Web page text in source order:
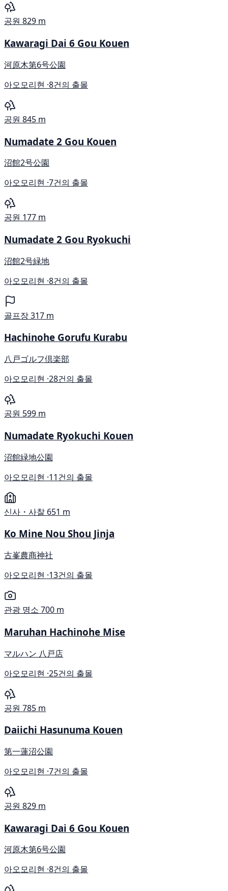
공원 829 m
Kawaragi Dai 6 Gou Kouen
河原木第6号公園
아오모리현 ·8건의 출몰
공원 845 m
Numadate 2 Gou Kouen
沼館2号公園
아오모리현 ·7건의 출몰
공원 177 m
Numadate 2 Gou Ryokuchi
沼館2号緑地
아오모리현 ·8건의 출몰
골프장317 m
Hachinohe Gorufu Kurabu
八戸ゴルフ倶楽部
아오모리현 ·28건의 출몰
공원 599 m
Numadate Ryokuchi Kouen
沼館緑地公園
아오모리현 ·11건의 출몰
신사・사찰 651 m
Ko Mine Nou Shou Jinja
古峯農商神社
아오모리현 ·13건의 출몰
관광 명소 700 m
Maruhan Hachinohe Mise
マルハン 八戸店
아오모리현 ·25건의 출몰
공원 785 m
Daiichi Hasunuma Kouen
第一蓮沼公園
아오모리현 ·7건의 출몰
공원 829 m
Kawaragi Dai 6 Gou Kouen
河原木第6号公園
아오모리현 ·8건의 출몰